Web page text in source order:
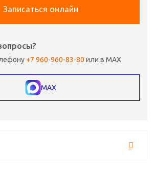
Записаться онлайн
+7 960-960-83-80 или в MAX
MAX